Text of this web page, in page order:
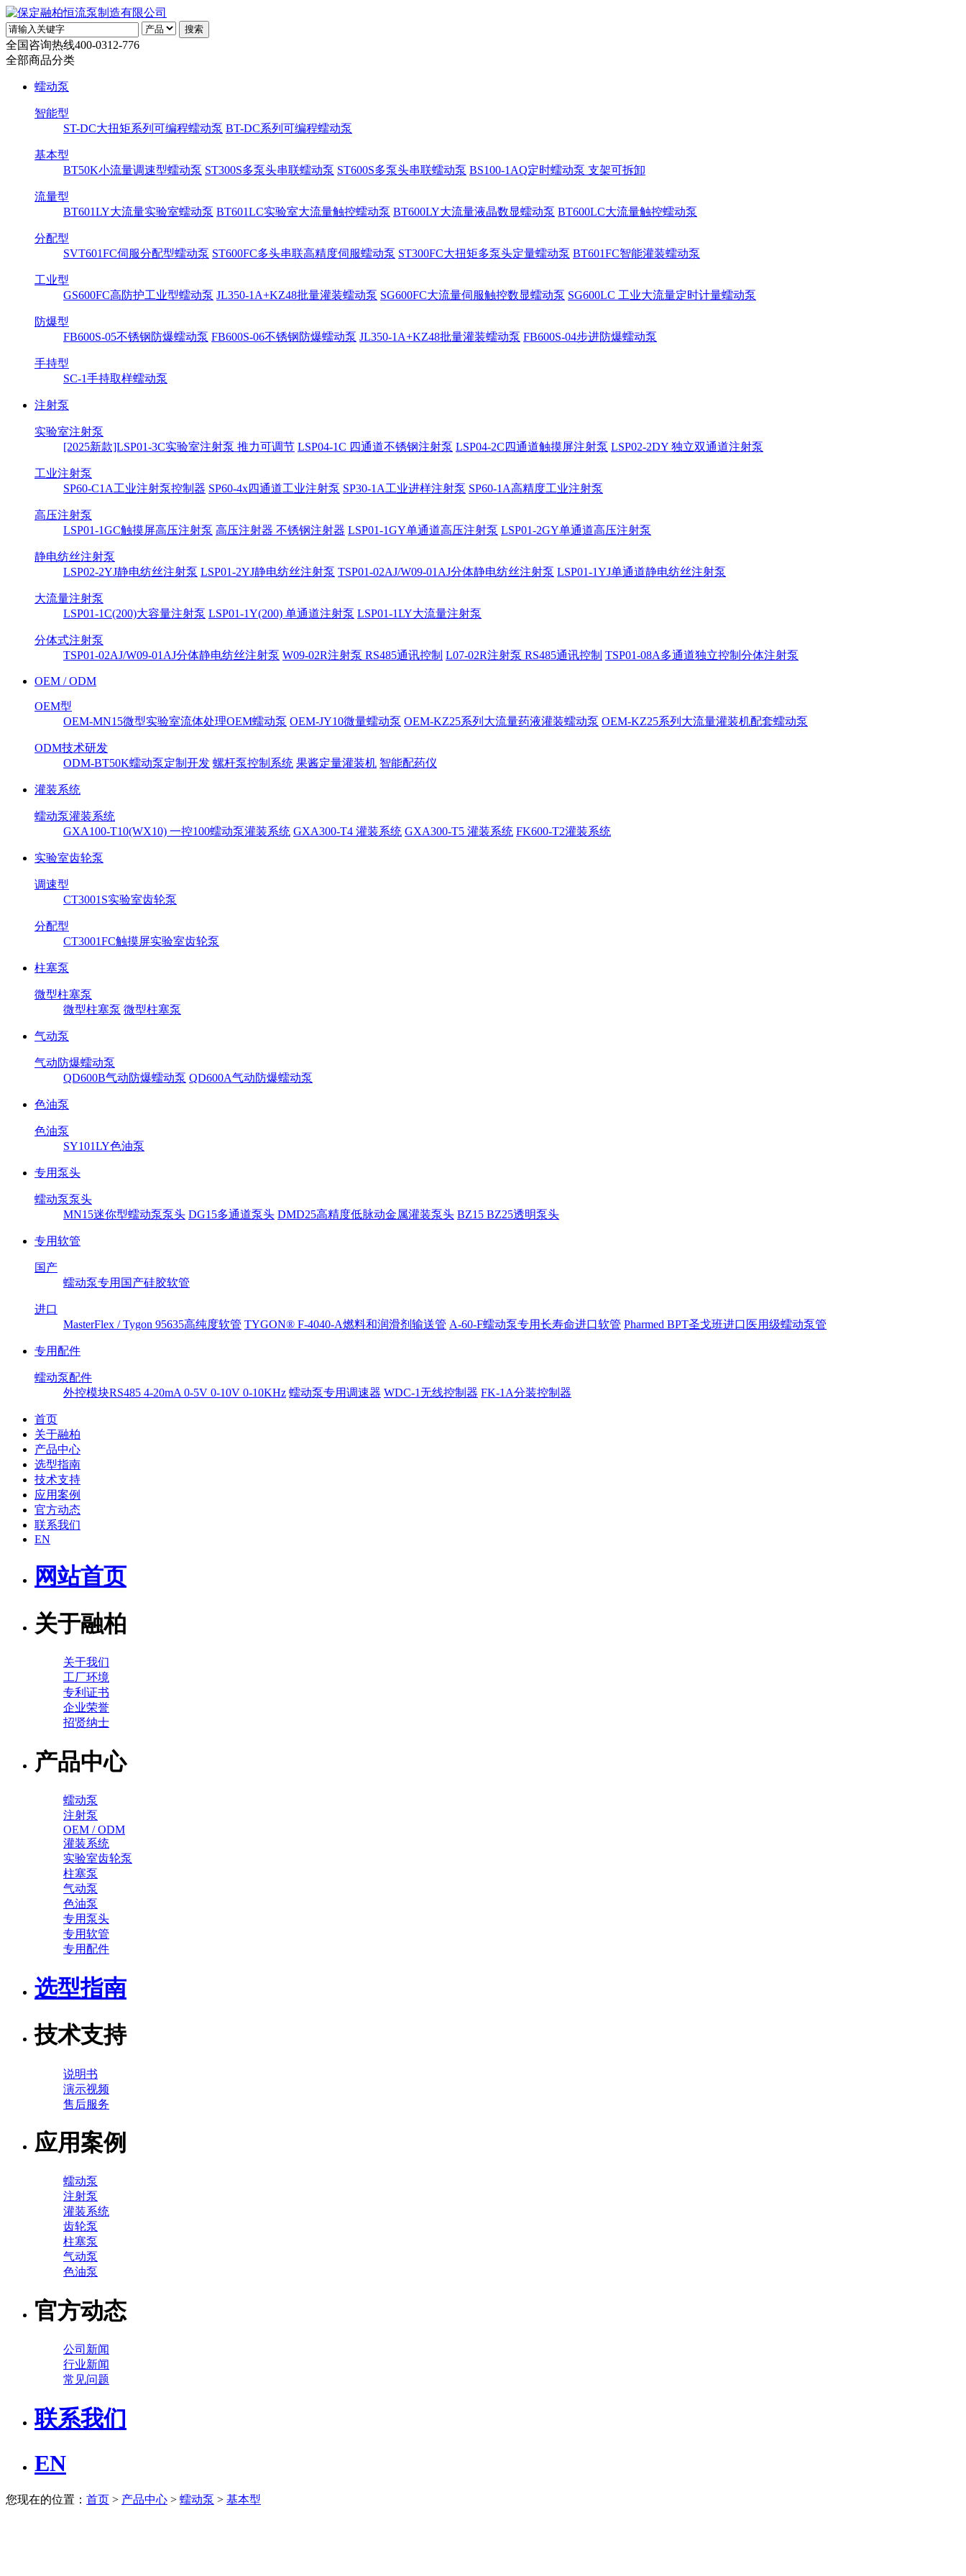
全国咨询热线400-0312-776
全部商品分类
蠕动泵
智能型
ST-DC大扭矩系列可编程蠕动泵 BT-DC系列可编程蠕动泵
基本型
BT50K小流量调速型蠕动泵 ST300S多泵头串联蠕动泵 ST600S多泵头串联蠕动泵 BS100-1AQ定时蠕动泵 支架可拆卸
流量型
BT601LY大流量实验室蠕动泵 BT601LC实验室大流量触控蠕动泵 BT600LY大流量液晶数显蠕动泵 BT600LC大流量触控蠕动泵
分配型
SVT601FC伺服分配型蠕动泵 ST600FC多头串联高精度伺服蠕动泵 ST300FC大扭矩多泵头定量蠕动泵 BT601FC智能灌装蠕动泵
工业型
GS600FC高防护工业型蠕动泵 JL350-1A+KZ48批量灌装蠕动泵 SG600FC大流量伺服触控数显蠕动泵 SG600LC 工业大流量定时计量蠕动泵
防爆型
FB600S-05不锈钢防爆蠕动泵 FB600S-06不锈钢防爆蠕动泵 JL350-1A+KZ48批量灌装蠕动泵 FB600S-04步进防爆蠕动泵
手持型
SC-1手持取样蠕动泵
注射泵
实验室注射泵
[2025新款]LSP01-3C实验室注射泵 推力可调节 LSP04-1C 四通道不锈钢注射泵 LSP04-2C四通道触摸屏注射泵 LSP02-2DY 独立双通道注射泵
工业注射泵
SP60-C1A工业注射泵控制器 SP60-4x四通道工业注射泵 SP30-1A工业进样注射泵 SP60-1A高精度工业注射泵
高压注射泵
LSP01-1GC触摸屏高压注射泵 高压注射器 不锈钢注射器 LSP01-1GY单通道高压注射泵 LSP01-2GY单通道高压注射泵
静电纺丝注射泵
LSP02-2YJ静电纺丝注射泵 LSP01-2YJ静电纺丝注射泵 TSP01-02AJ/W09-01AJ分体静电纺丝注射泵 LSP01-1YJ单通道静电纺丝注射泵
大流量注射泵
LSP01-1C(200)大容量注射泵 LSP01-1Y(200) 单通道注射泵 LSP01-1LY大流量注射泵
分体式注射泵
TSP01-02AJ/W09-01AJ分体静电纺丝注射泵 W09-02R注射泵 RS485通讯控制 L07-02R注射泵 RS485通讯控制 TSP01-08A多通道独立控制分体注射泵
OEM / ODM
OEM型
OEM-MN15微型实验室流体处理OEM蠕动泵 OEM-JY10微量蠕动泵 OEM-KZ25系列大流量药液灌装蠕动泵 OEM-KZ25系列大流量灌装机配套蠕动泵
ODM技术研发
ODM-BT50K蠕动泵定制开发 螺杆泵控制系统 果酱定量灌装机 智能配药仪
灌装系统
蠕动泵灌装系统
GXA100-T10(WX10) 一控100蠕动泵灌装系统 GXA300-T4 灌装系统 GXA300-T5 灌装系统 FK600-T2灌装系统
实验室齿轮泵
调速型
CT3001S实验室齿轮泵
分配型
CT3001FC触摸屏实验室齿轮泵
柱塞泵
微型柱塞泵
微型柱塞泵 微型柱塞泵
气动泵
气动防爆蠕动泵
QD600B气动防爆蠕动泵 QD600A气动防爆蠕动泵
色油泵
色油泵
SY101LY色油泵
专用泵头
蠕动泵泵头
MN15迷你型蠕动泵泵头 DG15多通道泵头 DMD25高精度低脉动金属灌装泵头 BZ15 BZ25透明泵头
专用软管
国产
蠕动泵专用国产硅胶软管
进口
MasterFlex / Tygon 95635高纯度软管 TYGON® F-4040-A燃料和润滑剂输送管 A-60-F蠕动泵专用长寿命进口软管 Pharmed BPT圣戈班进口医用级蠕动泵管
专用配件
蠕动泵配件
外控模块RS485 4-20mA 0-5V 0-10V 0-10KHz 蠕动泵专用调速器 WDC-1无线控制器 FK-1A分装控制器
首页
关于融柏
产品中心
选型指南
技术支持
应用案例
官方动态
联系我们
EN
网站首页
关于融柏
关于我们
工厂环境
专利证书
企业荣誉
招贤纳士
产品中心
蠕动泵
注射泵
OEM / ODM
灌装系统
实验室齿轮泵
柱塞泵
气动泵
色油泵
专用泵头
专用软管
专用配件
选型指南
技术支持
说明书
演示视频
售后服务
应用案例
蠕动泵
注射泵
灌装系统
齿轮泵
柱塞泵
气动泵
色油泵
官方动态
公司新闻
行业新闻
常见问题
联系我们
EN
您现在的位置： 首页 > 产品中心 > 蠕动泵 > 基本型